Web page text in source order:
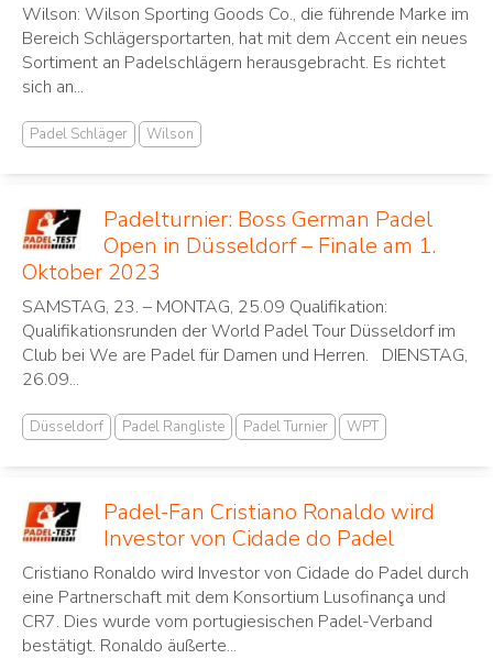
Wilson: Wilson Sporting Goods Co., die führende Marke im
Bereich Schlägersportarten, hat mit dem Accent ein neues
Sortiment an Padelschlägern herausgebracht. Es richtet
sich an...
Padel Schläger Wilson
Padelturnier: Boss German Padel
Open in Düsseldorf – Finale am 1.
Oktober 2023
SAMSTAG, 23. – MONTAG, 25.09 Qualifikation:
Qualifikationsrunden der World Padel Tour Düsseldorf im
Club bei We are Padel für Damen und Herren. DIENSTAG,
26.09...
Düsseldorf Padel Rangliste Padel Turnier WPT
Padel-Fan Cristiano Ronaldo wird
Investor von Cidade do Padel
Cristiano Ronaldo wird Investor von Cidade do Padel durch
eine Partnerschaft mit dem Konsortium Lusofinança und
CR7. Dies wurde vom portugiesischen Padel-Verband
bestätigt. Ronaldo äußerte...